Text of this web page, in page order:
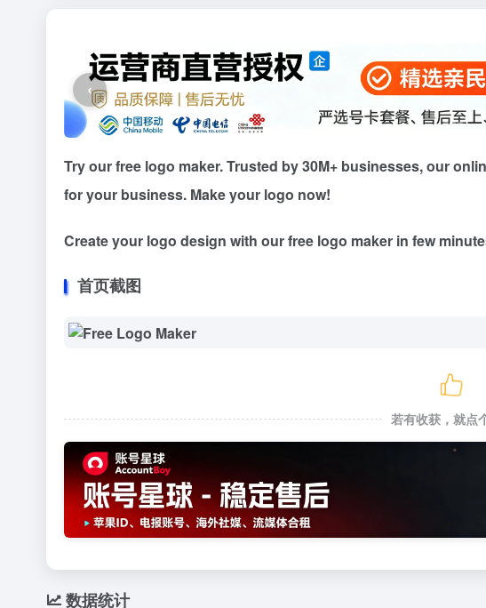
‹
Try our free logo maker. Trusted by 30M+ businesses, our
for your business. Make your logo now!
Create your logo design with our free logo maker in few
首页截图
若有收获，就点
数据统计